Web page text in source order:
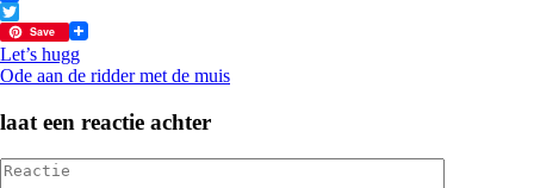
Facebook
Twitter
Save
Bericht
navigatie
Let’s hugg
Ode aan de ridder met de muis
laat een reactie achter